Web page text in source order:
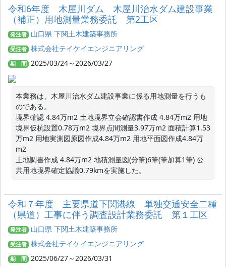
令和6年度 木屋川ダム 木屋川治水ダム建設事業
（補正）用地測量業務委託 第2工区
発注者 山口県 下関土木建築事務所
受注者 株式会社テイケイエンジニアリング
期 間 2025/03/24～2026/03/27
本業務は、木屋川治水ダム建設事業に係る用地測量を行うも
のである。
境界確認 4.84万m2 土地境界立会確認書作成 4.84万m2 用地
境界仮杭設置0.78万m2 境界点間測量3.97万m2 面積計算1.53
万m2 用地実測図原図作成4.84万m2 用地平面図作成4.84万
m2
土地調書作成 4.84万m2 地積測量図(分筆)6筆(筆加算1筆) 公
共用地境界確定協議0.79kmを実施した。
令和７年度 主要県道下関港線 単独交通安全二種
（県道）工事に伴う調査設計業務委託 第１工区
発注者 山口県 下関土木建築事務所
受注者 株式会社テイケイエンジニアリング
期 間 2025/06/27～2026/03/31